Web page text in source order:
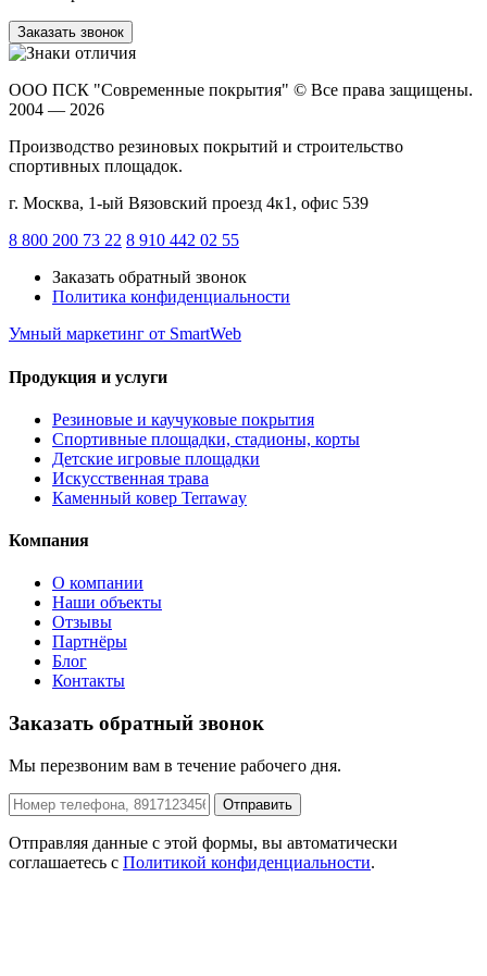
Заказать звонок
ООО ПСК "Современные покрытия" © Все права защищены.
2004 — 2026
Производство резиновых покрытий и строительство
спортивных площадок.
г. Москва, 1-ый Вязовский проезд 4к1, офис 539
8 800 200 73 22 8 910 442 02 55
Заказать обратный звонок
Политика конфиденциальности
Умный маркетинг от SmartWeb
Продукция и услуги
Резиновые и каучуковые покрытия
Спортивные площадки, стадионы, корты
Детские игровые площадки
Искусственная трава
Каменный ковер Terraway
Компания
О компании
Наши объекты
Отзывы
Партнёры
Блог
Контакты
Заказать обратный звонок
Мы перезвоним вам в течение рабочего дня.
Отправить
Отправляя данные с этой формы, вы автоматически
соглашаетесь с Политикой конфиденциальности.